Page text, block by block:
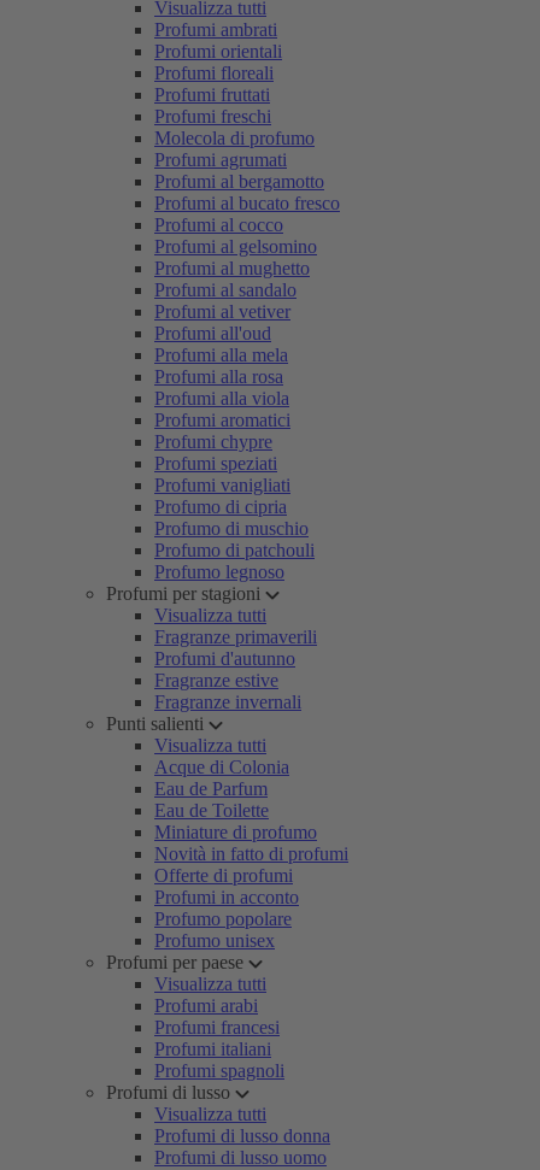
Visualizza tutti
Profumi ambrati
Profumi orientali
Profumi floreali
Profumi fruttati
Profumi freschi
Molecola di profumo
Profumi agrumati
Profumi al bergamotto
Profumi al bucato fresco
Profumi al cocco
Profumi al gelsomino
Profumi al mughetto
Profumi al sandalo
Profumi al vetiver
Profumi all'oud
Profumi alla mela
Profumi alla rosa
Profumi alla viola
Profumi aromatici
Profumi chypre
Profumi speziati
Profumi vanigliati
Profumo di cipria
Profumo di muschio
Profumo di patchouli
Profumo legnoso
Profumi per stagioni
Visualizza tutti
Fragranze primaverili
Profumi d'autunno
Fragranze estive
Fragranze invernali
Punti salienti
Visualizza tutti
Acque di Colonia
Eau de Parfum
Eau de Toilette
Miniature di profumo
Novità in fatto di profumi
Offerte di profumi
Profumi in acconto
Profumo popolare
Profumo unisex
Profumi per paese
Visualizza tutti
Profumi arabi
Profumi francesi
Profumi italiani
Profumi spagnoli
Profumi di lusso
Visualizza tutti
Profumi di lusso donna
Profumi di lusso uomo